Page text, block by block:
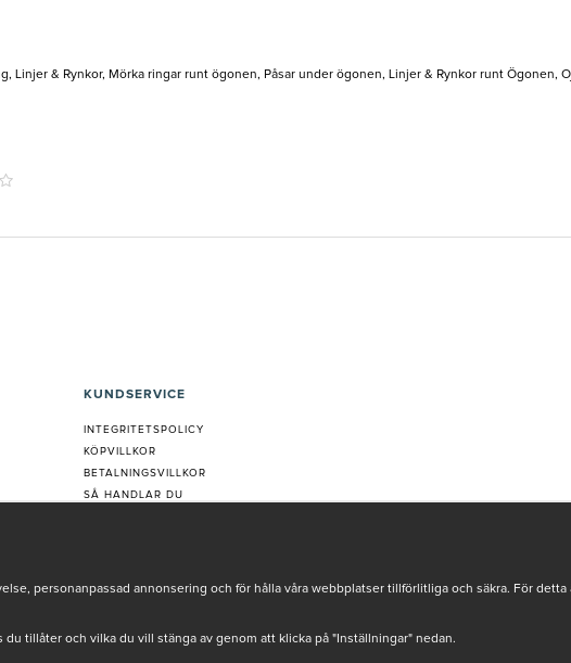
Linjer & Rynkor, Mörka ringar runt ögonen, Påsar under ögonen, Linjer & Rynkor runt Ögonen,
KUNDSERVICE
INTEGRITETSPOLICY
KÖPVILLKOR
BETALNINGSVILLKOR
SÅ HANDLAR DU
REKLAMATION
personanpassad annonsering och för hålla våra webbplatser tillförlitliga och säkra. För detta
tillåter och vilka du vill stänga av genom att klicka på "Inställningar" nedan.